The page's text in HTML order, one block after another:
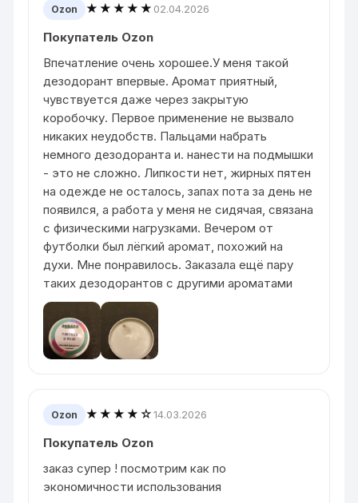
Ozon ★★★★★ 02.04.2026
Покупатель Ozon
Впечатление очень хорошее.У меня такой
дезодорант впервые. Аромат приятный,
чувствуется даже через закрытую
коробочку. Первое применение не вызвало
никаких неудобств. Пальцами набрать
немного дезодоранта и. нанести на подмышки
- это не сложно. Липкости нет, жирных пятен
на одежде не осталось, запах пота за день не
появился, а работа у меня не сидячая, связана
с физическими нагрузками. Вечером от
футболки был лёгкий аромат, похожий на
духи. Мне понравилось. Заказала ещё пару
таких дезодорантов с другими ароматами
Ozon ★★★★☆14.03.2026
Покупатель Ozon
заказ супер ! посмотрим как по
экономичности использования